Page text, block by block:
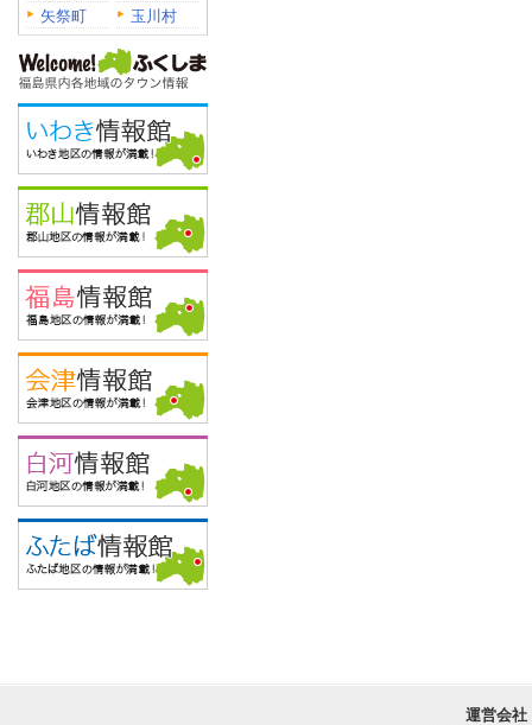
矢祭町
玉川村
運営会